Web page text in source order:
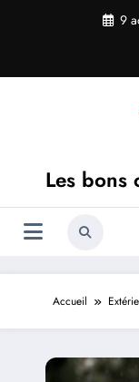
9
Les bons
Accueil